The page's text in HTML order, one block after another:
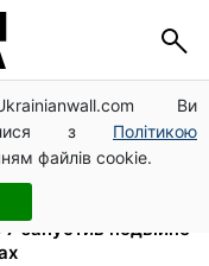
Ви
з Політикою
файлів cookie.
день тижня:
до 16 серпня
заяви на
запустив подвійне